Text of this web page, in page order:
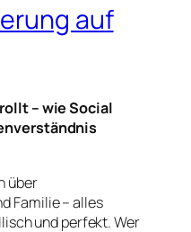
auf
– wie Social
über
Familie– alles
und perfekt. Wer